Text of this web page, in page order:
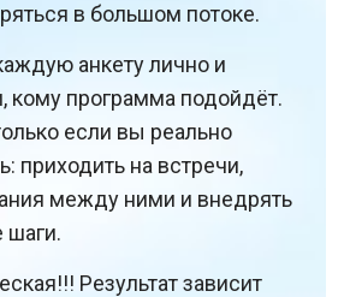
в большом потоке.
анкету лично и
кому программа подойдёт.
если вы реально
приходить на встречи,
между ними и внедрять
шаги.
Результат зависит